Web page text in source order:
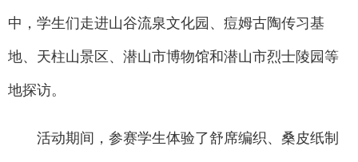
中，学生们走进山谷流泉文化园、痘姆古陶传习基
地、天柱山景区、潜山市博物馆和潜山市烈士陵园等
地探访。
活动期间，参赛学生体验了舒席编织、桑皮纸制